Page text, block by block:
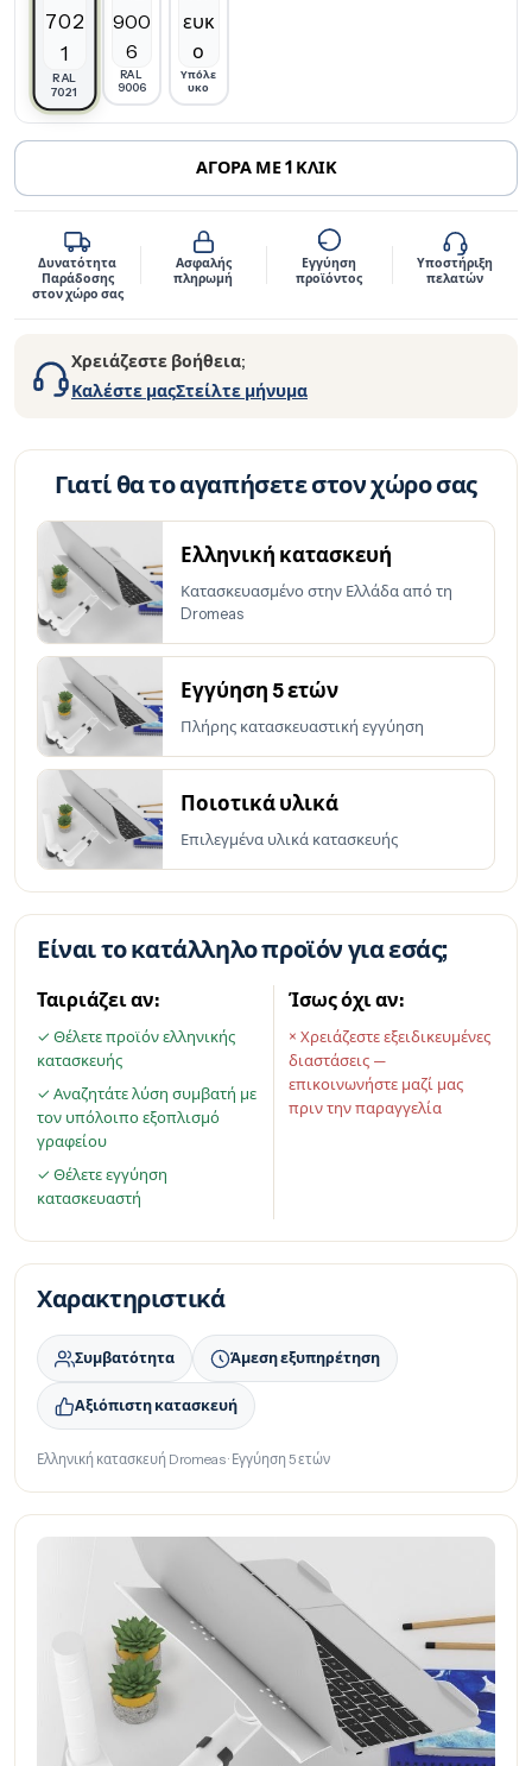
RAL
7021
RAL
9006
Υπόλε
υκο
ΑΓΟΡΑ ΜΕ 1 ΚΛΙΚ
Δυνατότητα
Παράδοσης
στον χώρο σας
Ασφαλής
πληρωμή
Εγγύηση
προϊόντος
Υποστήριξη
πελατών
Χρειάζεστε βοήθεια;
Καλέστε μαςΣτείλτε μήνυμα
Γιατί θα το αγαπήσετε στον χώρο σας
Ελληνική κατασκευή
Κατασκευασμένο στην Ελλάδα από τη
Dromeas
Εγγύηση 5 ετών
Πλήρης κατασκευαστική εγγύηση
Ποιοτικά υλικά
Επιλεγμένα υλικά κατασκευής
Είναι το κατάλληλο προϊόν για εσάς;
Ταιριάζει αν:
✓ Θέλετε προϊόν ελληνικής
κατασκευής
✓ Αναζητάτε λύση συμβατή με
τον υπόλοιπο εξοπλισμό
γραφείου
✓ Θέλετε εγγύηση
κατασκευαστή
Ίσως όχι αν:
× Χρειάζεστε εξειδικευμένες
διαστάσεις —
επικοινωνήστε μαζί μας
πριν την παραγγελία
Χαρακτηριστικά
Συμβατότητα Άμεση εξυπηρέτηση
Αξιόπιστη κατασκευή
Ελληνική κατασκευή Dromeas · Εγγύηση 5 ετών